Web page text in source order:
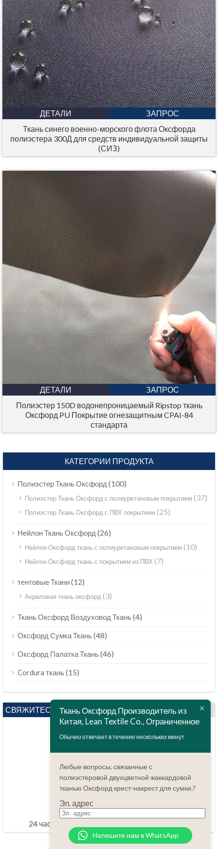
ДЕТАЛИ
ЗАПРОС
Ткань синего военно-морского флота Оксфорда
полиэстера 300Д для средств индивидуальной защиты
(СИЗ)
ДЕТАЛИ
ЗАПРОС
Полиэстер 150D водонепроницаемый Ripstop ткань
Оксфорд PU Покрытие огнезащитным CPAI-84
стандарта
КАТЕГОРИИ ПРОДУКТА
Полиэстер Ткань Оксфорд (100)
Полиэстер Ткань Оксфорд с полиуретановым покрытием (37)
Полиэстер Ткань Оксфорд с ПВХ покрытием (25)
Нейлон Ткань Оксфорд (26)
Нейлон Оксфорд ткань с полиуретановым покрытием (10)
Нейлон Оксфорд ткань с покрытием из ПВХ (7)
тентовые Ткани(12)
Акриловая ткань оксфорд(3)
Ткань Оксфорд Воздуховод Ткань(4)
Оксфорд Сумка Ткань(48)
Оксфорд Палатка Ткань(46)
Cordura ткань(15)
СВЯЖИТЕСЬ С НАМИ
Вопросов?
86.15051486055
order@china-fabrics.net
24 часов каждый день 7 дней каждую неделю
Ткань Оксфорд Производитель из
Китая, Lean Textile Co., Ограниченное
Обычно отвечает в течение нескольких минут
Любые вопросы, связанные с
полиэстеровой двухцветной жаккардовой
тканью Оксфорд крест-накрест для сумки.?
Эл. адрес
Напишите нам в WhatsApp